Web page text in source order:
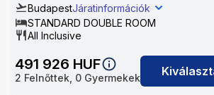
BudapestJáratinformációk
STANDARD DOUBLE ROOM
All Inclusive
491 926 HUF
2 Felnőttek, 0 Gyermekek